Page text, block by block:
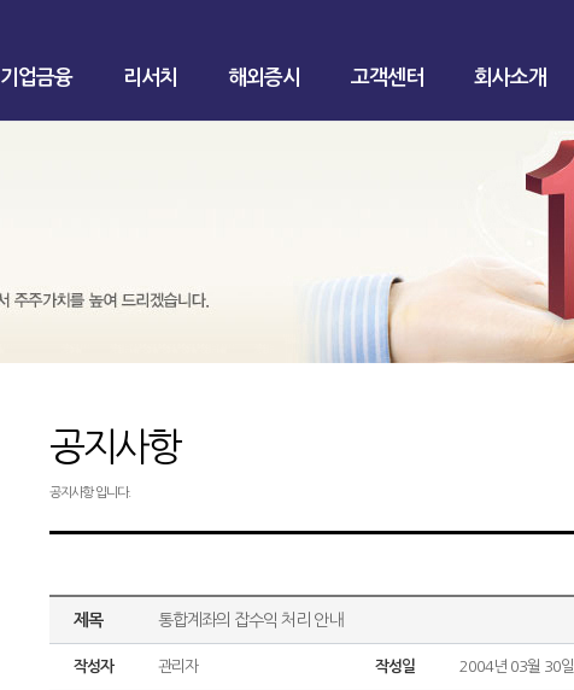
기업금융 리서치 해외증시 고객센터 회사소개
공지사항
공지사항 입니다.
제목 통합계좌의 잡수익 처리 안내
작성자 관리자 작성일 2004년 03월 30일